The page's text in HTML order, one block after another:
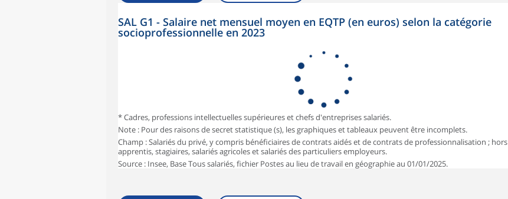
SAL G1 - Salaire net mensuel moyen en EQTP (en euros) selon la catégorie
socioprofessionnelle en 2023
* Cadres, professions intellectuelles supérieures et chefs d'entreprises salariés.
Note : Pour des raisons de secret statistique (s), les graphiques et tableaux peuvent être incomplets.
Champ : Salariés du privé, y compris bénéficiaires de contrats aidés et de contrats de professionnalisation ; hors
apprentis, stagiaires, salariés agricoles et salariés des particuliers employeurs.
Source : Insee, Base Tous salariés, fichier Postes au lieu de travail en géographie au 01/01/2025.